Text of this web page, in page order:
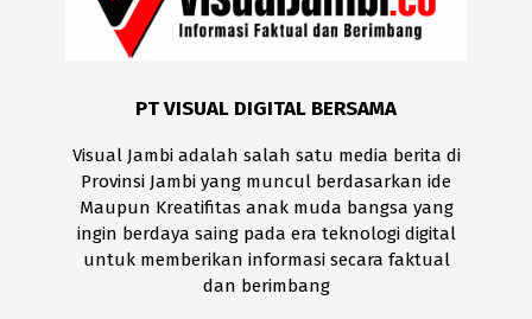
PT VISUAL DIGITAL BERSAMA
Visual Jambi adalah salah satu media berita di
Provinsi Jambi yang muncul berdasarkan ide
Maupun Kreatifitas anak muda bangsa yang
ingin berdaya saing pada era teknologi digital
untuk memberikan informasi secara faktual
dan berimbang